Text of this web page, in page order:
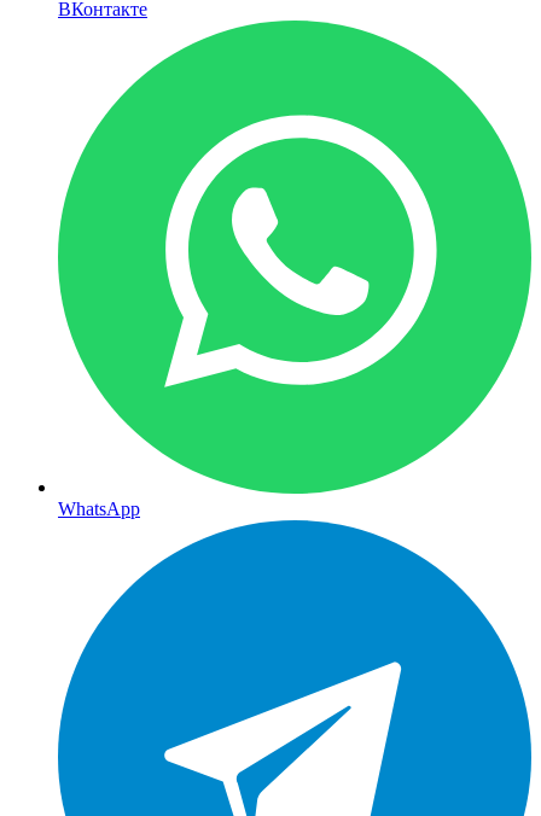
ВКонтакте
WhatsApp